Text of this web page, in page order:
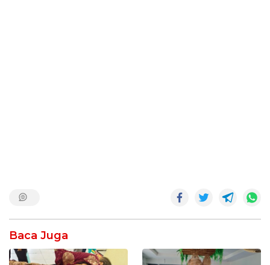
Baca Juga